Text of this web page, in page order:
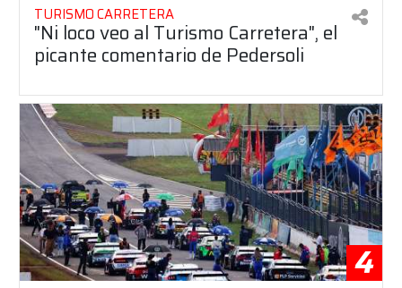
TURISMO CARRETERA
"Ni loco veo al Turismo Carretera", el
picante comentario de Pedersoli
4